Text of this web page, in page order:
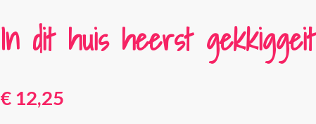
In dit huis heerst gekkiggeit
€ 12,25